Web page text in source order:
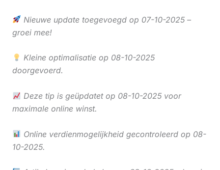
Nieuwe update toegevoegd op 07-10-2025 –
groei mee!
Kleine optimalisatie op 08-10-2025
doorgevoerd.
Deze tip is geüpdatet op 08-10-2025 voor
maximale online winst.
Online verdienmogelijkheid gecontroleerd op 08-
10-2025.